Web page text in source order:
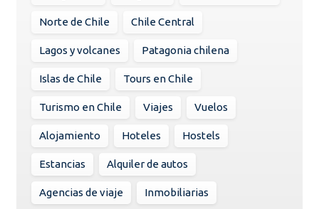
Norte de Chile Chile Central
Lagos y volcanes Patagonia chilena
Islas de Chile Tours en Chile
Turismo en Chile Viajes Vuelos
Alojamiento Hoteles Hostels
Estancias Alquiler de autos
Agencias de viaje Inmobiliarias